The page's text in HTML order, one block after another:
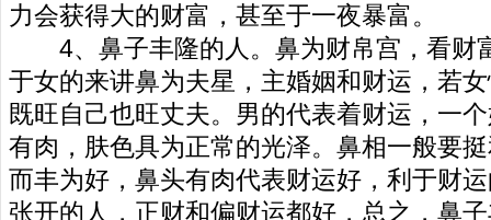
力会获得大的财富，甚至于一夜暴富。
4、鼻子丰隆的人。鼻为财帛宫，看财
于女的来讲鼻为夫星，主婚姻和财运，若女
既旺自己也旺丈夫。 男的代表着财运，一
有肉，肤色具为正常的光泽。鼻相一般要
而丰为好，鼻头有肉代表财运好，利于财
张开的人，正财和偏财运都好，总之，鼻